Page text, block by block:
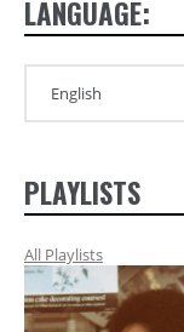
LANGUAGE:
PLAYLISTS
All Playlists